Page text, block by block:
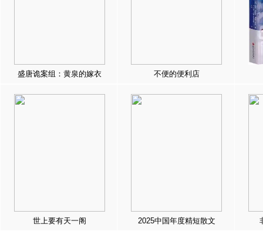
盛唐诡案组：黄泉的嫁衣 不便的便利店
世上要有天一阁 2025中国年度精短散文